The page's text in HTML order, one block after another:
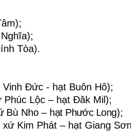
Tòa).
Đức - hạt Buôn Hô);
Lộc – hạt Đăk Mil);
Bù Nho – hạt Phước Long);
Kim Phát – hạt Giang